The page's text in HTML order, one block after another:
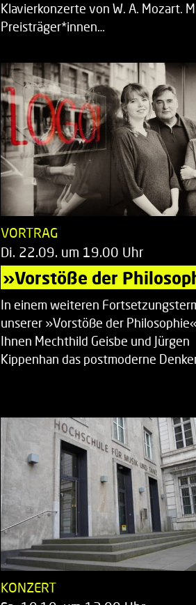
Klavierkonzerte von W. A. Mozart.
Preisträger*innen…
VORTRAG
Di. 22.09. um 19.00 Uhr
»Vorstöße der
In einem weiteren
unserer »Vorstöße der
Ihnen Mechthild Geisbe und Jürgen
Kippenhan das postmoderne
KONZERT